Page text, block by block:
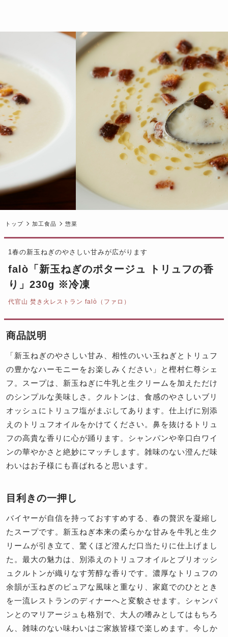
トップ 加工食品 惣菜
1春の新玉ねぎのやさしい甘みが広がります
falò「新玉ねぎのポタージュ トリュフの香
り」230g ※冷凍
代官山 焚き火レストラン falò（ファロ）
商品説明
「新玉ねぎのやさしい甘み、相性のいい玉ねぎとトリュフ
の豊かなハーモニーをお楽しみください」と樫村仁尊シェ
フ。スープは、新玉ねぎに牛乳と生クリームを加えただけ
のシンプルな美味しさ。クルトンは、食感のやさしいブリ
オッシュにトリュフ塩がまぶしてあります。仕上げに別添
えのトリュフオイルをかけてください。鼻を抜けるトリュ
フの高貴な香りに心が踊ります。シャンパンや辛口白ワイ
ンの華やかさと絶妙にマッチします。雑味のない澄んだ味
わいはお子様にも喜ばれると思います。
目利きの一押し
バイヤーが自信を持っておすすめする、春の贅沢を凝縮し
たスープです。新玉ねぎ本来の柔らかな甘みを牛乳と生ク
リームが引き立て、驚くほど澄んだ口当たりに仕上げまし
た。最大の魅力は、別添えのトリュフオイルとブリオッシ
ュクルトンが織りなす芳醇な香りです。濃厚なトリュフの
余韻が玉ねぎのピュアな風味と重なり、家庭でのひととき
を一流レストランのディナーへと変貌させます。シャンパ
ンとのマリアージュも格別で、大人の嗜みとしてはもちろ
ん、雑味のない味わいはご家族皆様で楽しめます。今しか